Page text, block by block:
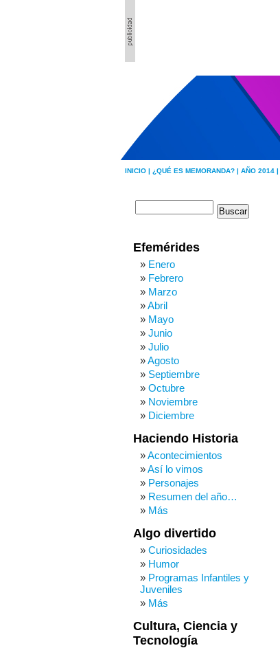
INICIO | ¿QUÉ ES MEMORANDA? | AÑO 2014 |
Efemérides
Enero
Febrero
Marzo
Abril
Mayo
Junio
Julio
Agosto
Septiembre
Octubre
Noviembre
Diciembre
Haciendo Historia
Acontecimientos
Así lo vimos
Personajes
Resumen del año…
Más
Algo divertido
Curiosidades
Humor
Programas Infantiles y
Juveniles
Más
Cultura, Ciencia y
Tecnología